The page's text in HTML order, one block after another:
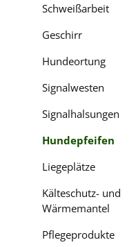
Schweißarbeit
Geschirr
Hundeortung
Signalwesten
Signalhalsungen
Hundepfeifen
Liegeplätze
Kälteschutz- und
Wärmemantel
Pflegeprodukte